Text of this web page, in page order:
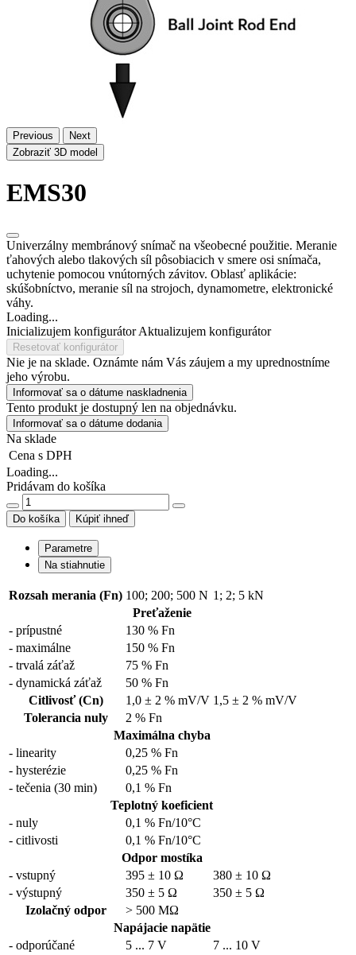
Previous
Next
Zobraziť 3D model
EMS30
Univerzálny membránový snímač na všeobecné použitie. Meranie
ťahových alebo tlakových síl pôsobiacich v smere osi snímača,
uchytenie pomocou vnútorných závitov. Oblasť aplikácie:
skúšobníctvo, meranie síl na strojoch, dynamometre, elektronické
váhy.
Loading...
Inicializujem konfigurátor Aktualizujem konfigurátor
Resetovať konfigurátor
Nie je na sklade. Oznámte nám Vás záujem a my uprednostníme
jeho výrobu.
Informovať sa o dátume naskladnenia
Tento produkt je dostupný len na objednávku.
Informovať sa o dátume dodania
Na sklade
Cena s DPH
Loading...
Pridávam do košíka
Do košíka Kúpiť ihneď
Parametre
Na stiahnutie
Rozsah merania (Fn) 100; 200; 500 N 1 ; 2; 5 kN
Preťaženie
- prípustné
130 % Fn
- maximálne
150 % Fn
- trvalá záťaž
75 % Fn
- dynamická záťaž
50 % Fn
Citlivosť (Cn)
1,0 ± 2 % mV/V 1,5 ± 2 % mV/V
Tolerancia nuly
2 % Fn
Maximálna chyba
- linearity
0,25 % Fn
- hysterézie
0,25 % Fn
- tečenia (30 min)
0,1 % Fn
Teplotný koeficient
- nuly
0,1 % Fn/10°C
- citlivosti
0,1 % Fn/10°C
Odpor mostíka
- vstupný
395 ± 10 Ω
380 ± 10 Ω
- výstupný
350 ± 5 Ω
350 ± 5 Ω
Izolačný odpor
> 500 MΩ
Napájacie napätie
- odporúčané
5 ... 7 V 7 ... 10 V